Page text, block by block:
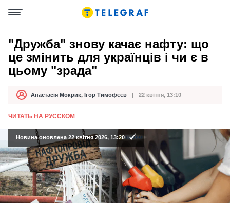
"Дружба" знову качає нафту: що
це змінить для українців і чи є в
цьому "зрада"
АвторАнастасія Мокрик, Ігор Тимофєєв
Дата публікації 22 квітня, 13:10
ЧИТАТЬ НА РУССКОМ
Новина оновлена 22 квітня 2026, 13:20